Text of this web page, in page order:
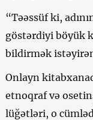
“Təəssüf ki,
göstərdiyi böyük
bildirmək
Onlayn
etnoqraf və
lüğətləri, o